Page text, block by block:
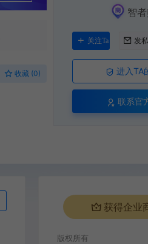
收藏 (0)
智
关注Ta 发
进入TA
联系官
获得企业
版权所有